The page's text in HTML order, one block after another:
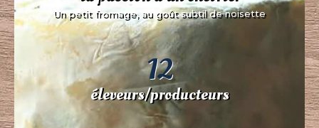
Un petit fromage, au goût subtil de noisette
12
éleveurs/producteurs